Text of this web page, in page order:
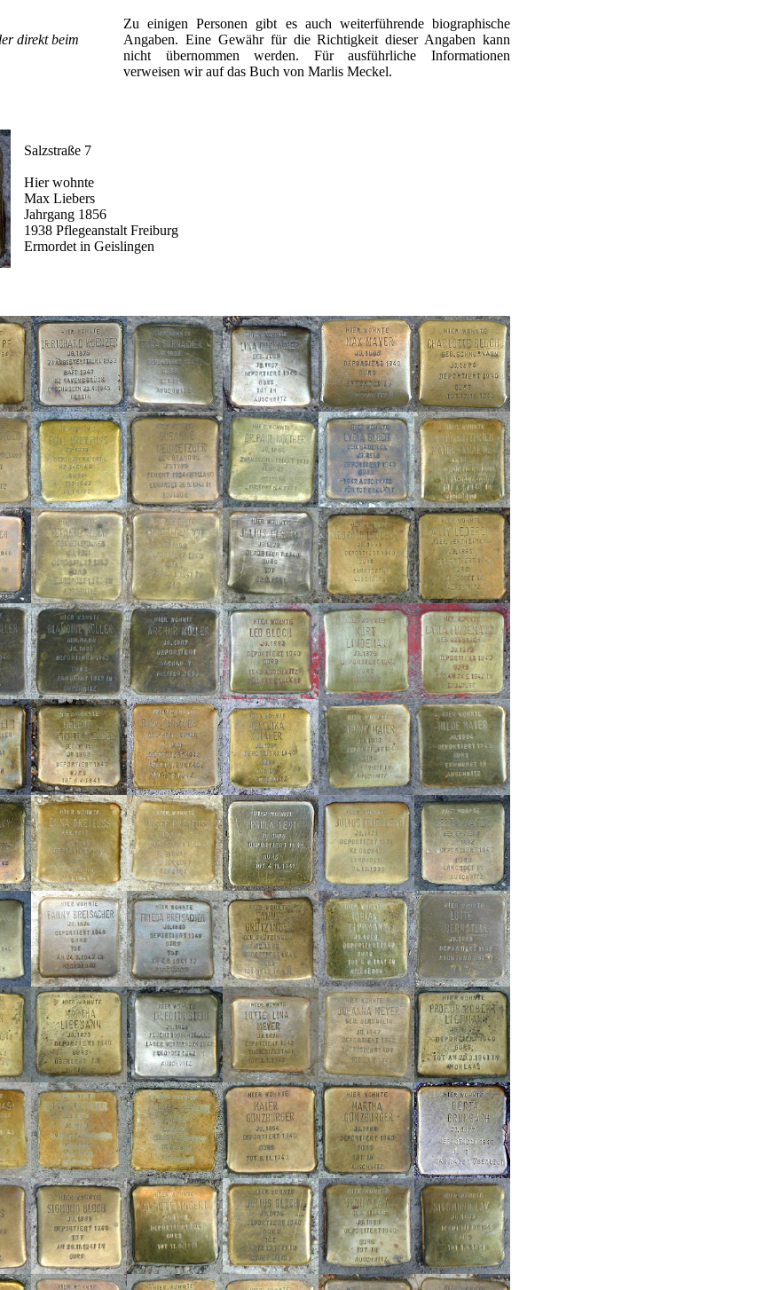
direkt beim
Zu einigen Personen gibt es auch weiterführende biographische
Angaben. Eine Gewähr für die Richtigkeit dieser Angaben kann
nicht übernommen werden. Für ausführliche Informationen
verweisen wir auf das Buch von Marlis Meckel.
Salzstraße 7
Hier wohnte
Max Liebers
Jahrgang 1856
1938 Pflegeanstalt Freiburg
Ermordet in Geislingen